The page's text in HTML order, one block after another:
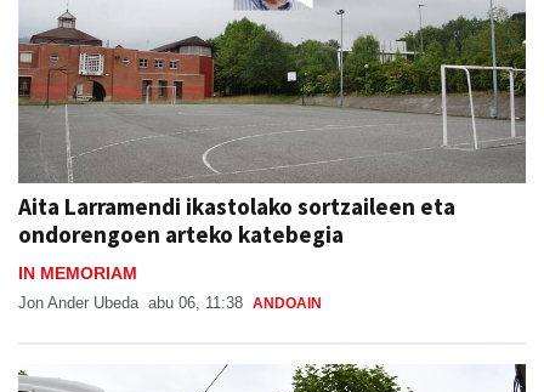
Aita Larramendi ikastolako sortzaileen eta
ondorengoen arteko katebegia
IN MEMORIAM
Jon Ander Ubeda abu 06, 11:38 ANDOAIN